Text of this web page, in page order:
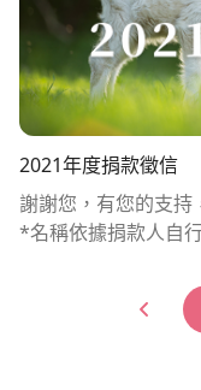
2021年度捐款徵信
謝謝您，有您的支持
*名稱依據捐款人自
00艾佳國際資產管